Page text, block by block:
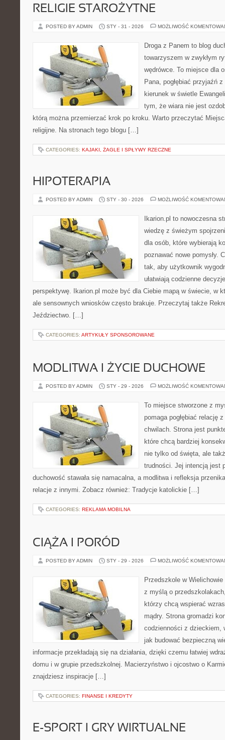
RELIGIE STAROŻYTNE
POSTED BY ADMIN STY - 31 - 2026 MOŻLIWOŚĆ
Droga z Panem to blog
towarzyszem w zwykłym
wędrówce. To miejsce dla
Pana, pogłębiać przyjaźń
kierunek w świetle
tym, że wiara nie jest
którą można przemierzać krok po kroku. Warto przeczytać
religijne. Na stronach tego blogu […]
CATEGORIES: KAJAKI, ŻAGLE I SPŁYWY RZECZNE
HIPOTERAPIA
POSTED BY ADMIN STY - 30 - 2026 MOŻLIWOŚĆ
Ikarion.pl to nowoczesna
wiedzę z świeżym
dla osób, które wybierają
poznawać nowe pomysły.
tak, aby użytkownik
ułatwiają codzienne
perspektywę. Ikarion.pl może być dla Ciebie mapą w świecie, w
ale sensownych wniosków często brakuje. Przeczytaj także
Jeździectwo. […]
CATEGORIES: ARTYKUŁY SPONSOROWANE
MODLITWA I ŻYCIE DUCHOWE
POSTED BY ADMIN STY - 29 - 2026 MOŻLIWOŚĆ
To miejsce stworzone z
pomaga pogłębiać relację
chwilach. Strona jest
które chcą bardziej
nie tylko od święta, ale
trudności. Jej intencją jest
duchowość stawała się namacalna, a modlitwa i refleksja
relacje z innymi. Zobacz również: Tradycje katolickie […]
CATEGORIES: REKLAMA MOBILNA
CIĄŻA I PORÓD
POSTED BY ADMIN STY - 29 - 2026 MOŻLIWOŚĆ
Przedszkole w
z myślą o
którzy chcą wspierać
mądry. Strona gromadzi
codzienności z dzieckiem,
jak budować bezpieczną
informacje przekładają się na działania, dzięki czemu łatwiej
domu i w grupie przedszkolnej. Macierzyństwo i ojcostwo o
znajdziesz inspiracje […]
CATEGORIES: FINANSE I KREDYTY
E-SPORT I GRY WIRTUALNE